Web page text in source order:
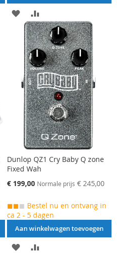
AAN
VERLANGLIJST
TOEVOEGEN
TOE
OM
TE
VERGELIJKEN
Dunlop QZ1 Cry Baby Q zone
Fixed Wah
Speciale
€ 199,00 Normale prijs € 245,00
◼◼◼ Bestel nu en ontvang in
ca 2 - 5 dagen
Aan winkelwagen toevoegen
AAN